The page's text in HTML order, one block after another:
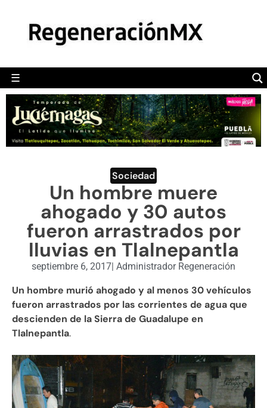
☰
POLÍTICA
CAMALEÓN
OPINIÓN
DEPORTES
ENGLISH SECTION
VIDEOS
Sociedad
Un hombre muere
ahogado y 30 autos
fueron arrastrados por
lluvias en Tlalnepantla
septiembre 6, 2017| Administrador Regeneración
Un hombre murió ahogado y al menos 30 vehículos
fueron arrastrados por las corrientes de agua que
descienden de la Sierra de Guadalupe en
Tlalnepantla.